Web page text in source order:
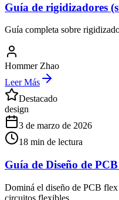
Guía de rigidizadores
Guía completa sobre
Hommer Zhao
Leer Más
Destacado
design
3 de marzo de 2026
18 min de lectura
Guía de Diseño de
Dominá el diseño de PCB flex
circuitos flexibles.